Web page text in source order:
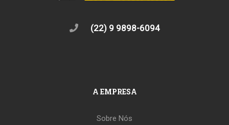
(22) 9 9898-6094
A EMPRESA
Sobre Nós